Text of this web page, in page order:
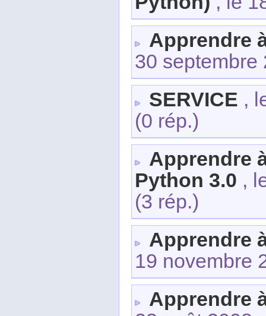
Apprendre
30
SERVICE ,
(0 rép.)
Apprendre
Python 3.0 ,
(3 rép.)
Apprendre
19 novembre
Apprendre